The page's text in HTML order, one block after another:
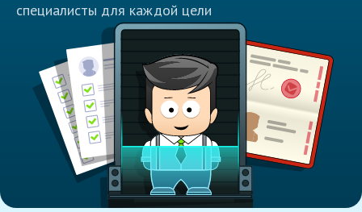
специалисты для каждой цели